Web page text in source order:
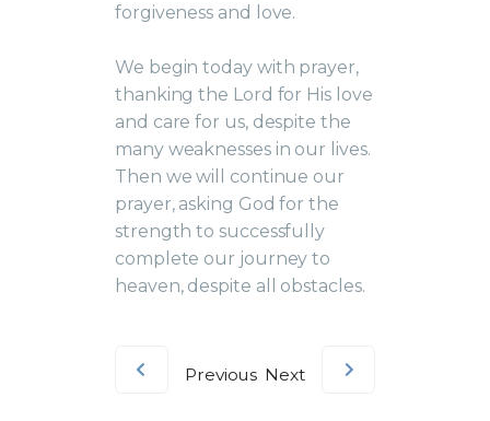
forgiveness and love.
We begin today with prayer,
thanking the Lord for His love
and care for us, despite the
many weaknesses in our lives.
Then we will continue our
prayer, asking God for the
strength to successfully
complete our journey to
heaven, despite all obstacles.
Previous Next